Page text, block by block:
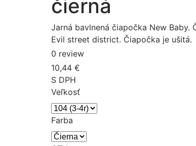
čierná
Jarná bavlnená čiapočka New Baby.
Evil street district. Čiapočka je ušitá.
0 review
10,44 €
S DPH
Veľkosť
Farba